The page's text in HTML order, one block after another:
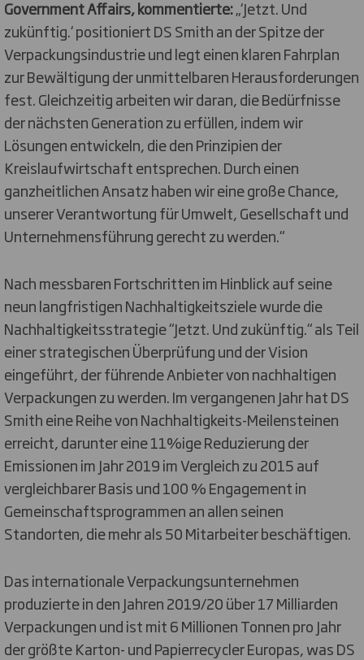
Government Affairs, kommentierte:„‘Jetzt. Und
zukünftig.‘ positioniert DS Smith an der Spitze der
Verpackungsindustrie und legt einen klaren Fahrplan
zur Bewältigung der unmittelbaren Herausforderungen
fest. Gleichzeitig arbeiten wir daran, die Bedürfnisse
der nächsten Generation zu erfüllen, indem wir
Lösungen entwickeln, die den Prinzipien der
Kreislaufwirtschaft entsprechen. Durch einen
ganzheitlichen Ansatz haben wir eine große Chance,
unserer Verantwortung für Umwelt, Gesellschaft und
Unternehmensführung gerecht zu werden.“
Nach messbaren Fortschritten im Hinblick auf seine
neun langfristigen Nachhaltigkeitsziele wurde die
Nachhaltigkeitsstrategie “Jetzt. Und zukünftig.“ als Teil
einer strategischen Überprüfung und der Vision
eingeführt, der führende Anbieter von nachhaltigen
Verpackungen zu werden. Im vergangenen Jahr hat DS
Smith eine Reihe von Nachhaltigkeits-Meilensteinen
erreicht, darunter eine 11%ige Reduzierung der
Emissionen im Jahr 2019 im Vergleich zu 2015 auf
vergleichbarer Basis und 100 % Engagement in
Gemeinschaftsprogrammen an allen seinen
Standorten, die mehr als 50 Mitarbeiter beschäftigen.
Das internationale Verpackungsunternehmen
produzierte in den Jahren 2019/20 über 17 Milliarden
Verpackungen und ist mit 6 Millionen Tonnen pro Jahr
der größte Karton- und Papierrecycler Europas, was DS